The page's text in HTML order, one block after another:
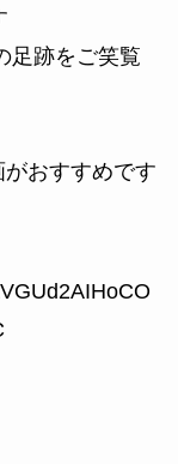
足跡をご笑覧
おすすめです